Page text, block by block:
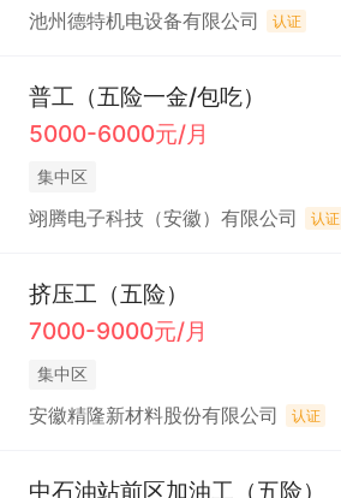
池州德特机电设备有限公司 认证
普工（五险一金/包吃）
5000-6000元/月
集中区
翊腾电子科技（安徽）有限公司 认证
挤压工（五险）
7000-9000元/月
集中区
安徽精隆新材料股份有限公司 认证
中石油站前区加油工（五险）